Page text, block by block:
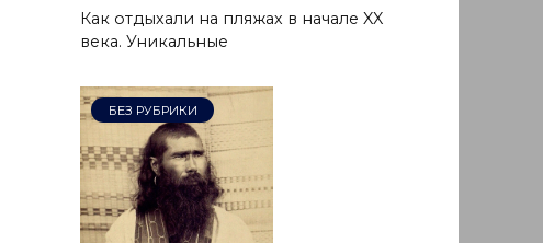
Как отдыхали на пляжах в начале XX
века. Уникальные
БЕЗ РУБРИКИ